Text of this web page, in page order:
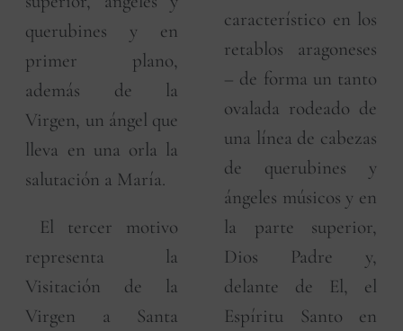
querubines y en
primer plano,
además de la
Virgen, un ángel que
lleva en una orla la
salutación a María.
El tercer motivo
representa la
Visitación de la
Virgen a Santa
característico en los
retablos aragoneses
– de forma un tanto
ovalada rodeado de
una línea de cabezas
de querubines y
ángeles músicos y en
la parte superior,
Dios Padre y,
delante de El, el
Espíritu Santo en